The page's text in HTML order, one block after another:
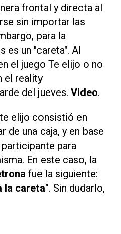
frontal y directa al
sin importar las
para la
es un "careta". Al
el juego Te elijo o no
el reality
del jueves. Video.
elijo consistió en
de una caja, y en base
para
En este caso, la
fue la siguiente:
la careta". Sin dudarlo,